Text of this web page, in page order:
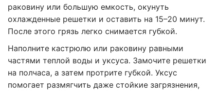
раковину или большую емкость, окунуть
охлажденные решетки и оставить на 15–20 минут.
После этого грязь легко снимается губкой.
Наполните кастрюлю или раковину равными
частями теплой воды и уксуса. Замочите решетки
на полчаса, а затем протрите губкой. Уксус
помогает размягчить даже стойкие загрязнения,